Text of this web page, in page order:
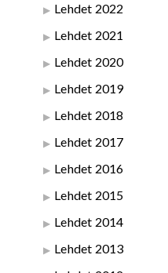
Lehdet 2022
Lehdet 2021
Lehdet 2020
Lehdet 2019
Lehdet 2018
Lehdet 2017
Lehdet 2016
Lehdet 2015
Lehdet 2014
Lehdet 2013